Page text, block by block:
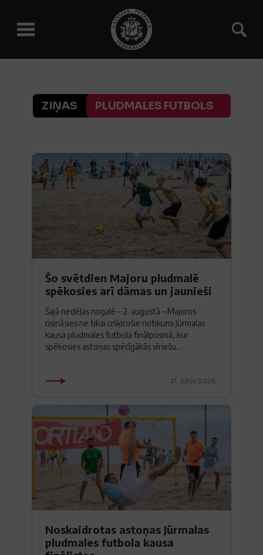
ZIŅAS PLUDMALES FUTBOLS
Šo svētdien Majoru pludmalē
spēkosies arī dāmas un jaunieši
Šajā nedēļas nogalē – 2. augustā – Majoros
risināsies ne tikai izšķirošie notikumi Jūrmalas
kausa pludmales futbola finālposmā, kur
spēkosies astoņas spēcīgākās vīriešu...
31. jūlijs 2026.
Noskaidrotas astoņas Jūrmalas
pludmales futbola kausa